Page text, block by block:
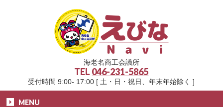
海老名商工会議所
TEL 046-231-5865
受付時間 9:00- 17:00 [ 土・日・祝日、年末年始除く ]
MENU